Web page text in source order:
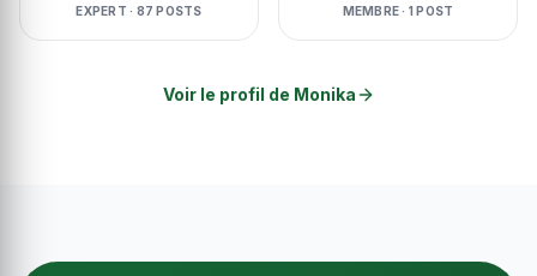
EXPERT · 87 POSTS MEMBRE · 1 POST
Voir le profil de Monika